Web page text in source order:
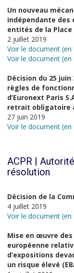
Un nouveau
indépendante des
entités de la
2 juillet 2019
Voir le document (en
Voir le document (en
Décision du 25
règles de
d’Euronext Paris
retrait obligatoire
27 juin 2019
Voir le document (en
ACPR |
résolution
Décision de la
4 juillet 2019
Voir le document (en
Mise en œuvre
européenne
d’expositions
un risque élevé